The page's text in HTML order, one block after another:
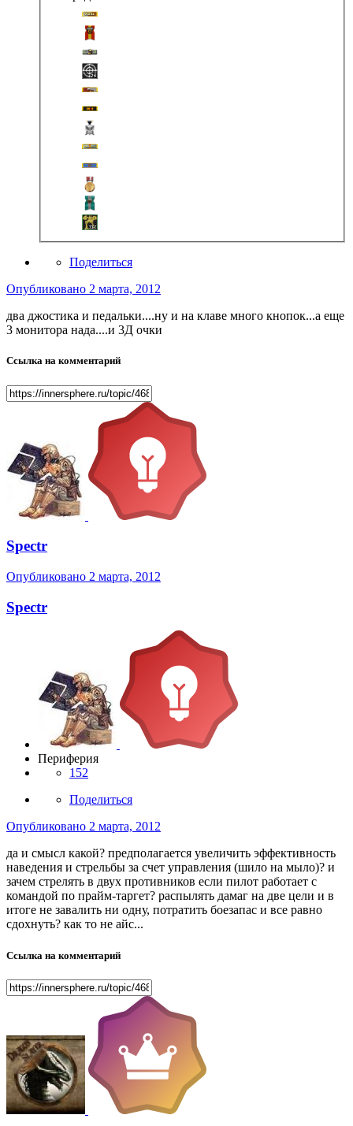
Поделиться
Опубликовано 2 марта, 2012
два джостика и педальки....ну и на клаве много кнопок...а еще
3 монитора нада....и 3Д очки
Ссылка на комментарий
Spectr
Опубликовано 2 марта, 2012
Spectr
Периферия
152
Поделиться
Опубликовано 2 марта, 2012
да и смысл какой? предполагается увеличить эффективность
наведения и стрельбы за счет управления (шило на мыло)? и
зачем стрелять в двух противников если пилот работает с
командой по прайм-таргет? распылять дамаг на две цели и в
итоге не завалить ни одну, потратить боезапас и все равно
сдохнуть? как то не айс...
Ссылка на комментарий